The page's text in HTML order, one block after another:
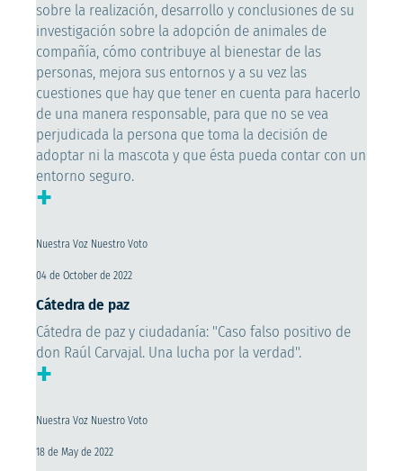
sobre la realización, desarrollo y conclusiones de su
investigación sobre la adopción de animales de
compañía, cómo contribuye al bienestar de las
personas, mejora sus entornos y a su vez las
cuestiones que hay que tener en cuenta para hacerlo
de una manera responsable, para que no se vea
perjudicada la persona que toma la decisión de
adoptar ni la mascota y que ésta pueda contar con un
entorno seguro.
+
Nuestra Voz Nuestro Voto
04 de October de 2022
Cátedra de paz
Cátedra de paz y ciudadanía: "Caso falso positivo de
don Raúl Carvajal. Una lucha por la verdad".
+
Nuestra Voz Nuestro Voto
18 de May de 2022